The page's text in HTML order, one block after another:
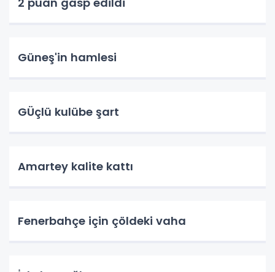
Güneş'in hamlesi
GÜçlü kulübe şart
Amartey kalite kattı
Fenerbahçe için çöldeki vaha